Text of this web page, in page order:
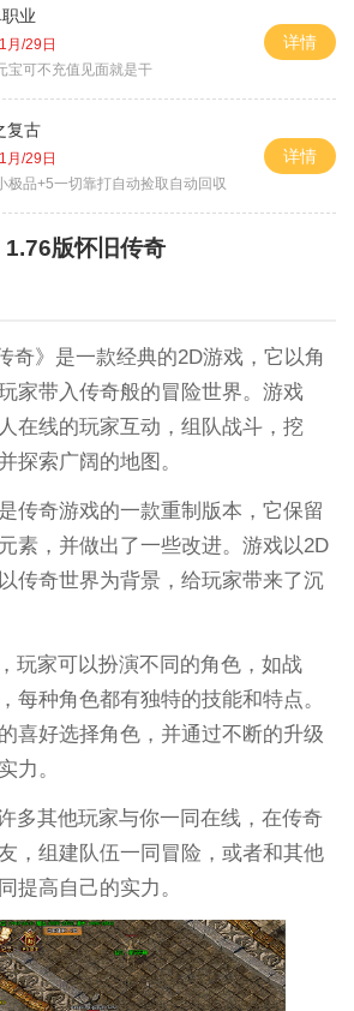
业
月/29日
宝可不充值见面就是干
详情
复古
月/29日
极品+5一切靠打自动捡取自动回収
详情
1.76版怀旧传奇
奇》是一款经典的2D游戏，它以角
家带入传奇般的冒险世界。游戏
在线的玩家互动，组队战斗，挖
探索广阔的地图。
传奇游戏的一款重制版本，它保留
素，并做出了一些改进。游戏以2D
传奇世界为背景，给玩家带来了沉
玩家可以扮演不同的角色，如战
每种角色都有独特的技能和特点。
喜好选择角色，并通过不断的升级
力。
多其他玩家与你一同在线，在传奇
，组建队伍一同冒险，或者和其他
提高自己的实力。